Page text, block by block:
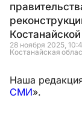
28 ноября 2025,
Костанайская
Наша
СМИ».